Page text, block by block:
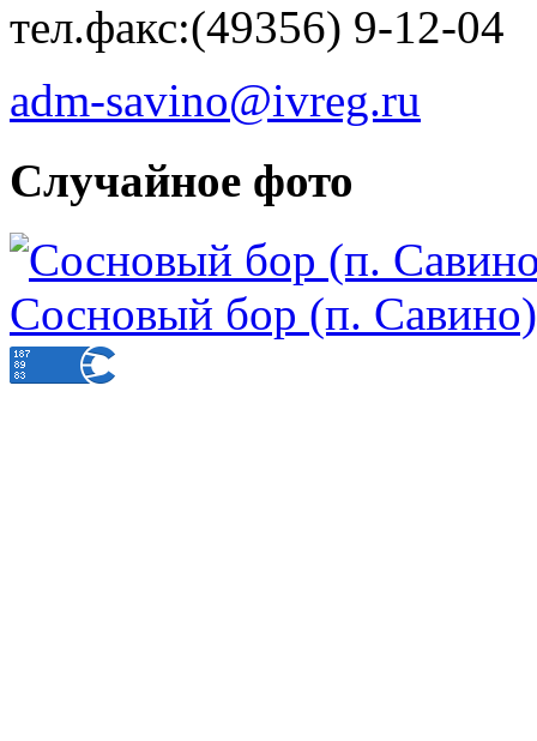
тел.факс:(49356) 9-12-04
adm-savino@ivreg.ru
Случайное фото
Сосновый бор (п. Савино)